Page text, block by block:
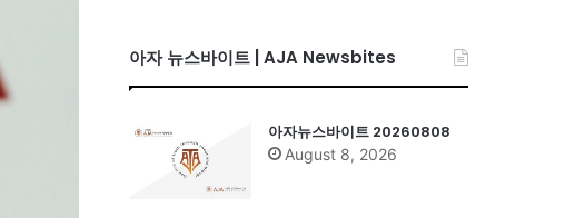
아자 뉴스바이트 | AJA Newsbites
아자뉴스바이트 20260808
August 8, 2026